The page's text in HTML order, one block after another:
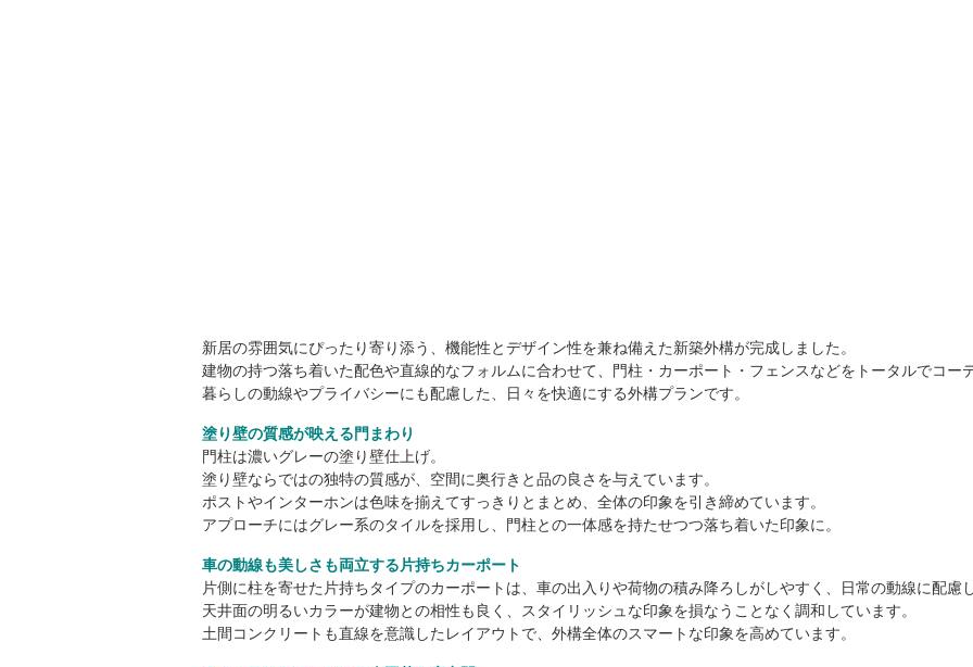
新居の雰囲気にぴったり寄り添う、機能性とデザイン性を兼ね備えた新築外構が完成しました。
建物の持つ落ち着いた配色や直線的なフォルムに合わせて、門柱・カーポート・フェンスなどをトータルでコー
暮らしの動線やプライバシーにも配慮した、日々を快適にする外構プランです。
塗り壁の質感が映える門まわり
門柱は濃いグレーの塗り壁仕上げ。
塗り壁ならではの独特の質感が、空間に奥行きと品の良さを与えています。
ポストやインターホンは色味を揃えてすっきりとまとめ、全体の印象を引き締めています。
アプローチにはグレー系のタイルを採用し、門柱との一体感を持たせつつ落ち着いた印象に。
車の動線も美しさも両立する片持ちカーポート
片側に柱を寄せた片持ちタイプのカーポートは、車の出入りや荷物の積み降ろしがしやすく、日常の動線に配慮
天井面の明るいカラーが建物との相性も良く、スタイリッシュな印象を損なうことなく調和しています。
土間コンクリートも直線を意識したレイアウトで、外構全体のスマートな印象を高めています。